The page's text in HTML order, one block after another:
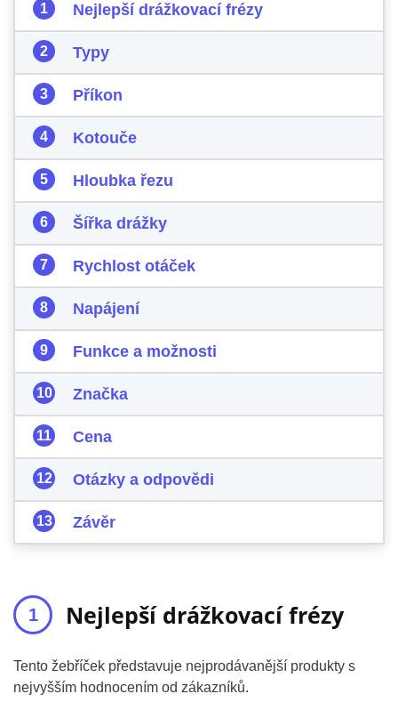
Nejlepší drážkovací frézy
Typy
Příkon
Kotouče
Hloubka řezu
Šířka drážky
Rychlost otáček
Napájení
Funkce a možnosti
Značka
Cena
Otázky a odpovědi
Závěr
Nejlepší drážkovací frézy
Tento žebříček představuje nejprodávanější produkty s
nejvyšším hodnocením od zákazníků.